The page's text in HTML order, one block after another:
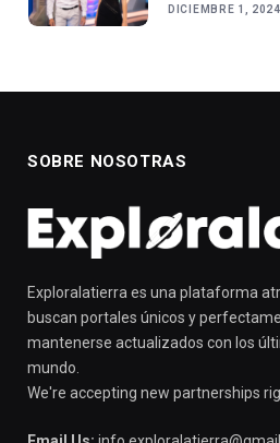
DICIEMBRE 1, 2024
SOBRE NOSOTRAS
Exploralatierra es una plataforma
buscan portales únicos y
mantenerse actualizados con los
mundo.
We're accepting new partnerships